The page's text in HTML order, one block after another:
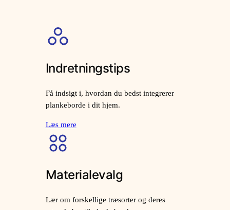
Indretningstips
Få indsigt i, hvordan du bedst integrerer
plankeborde i dit hjem.
Læs mere
Materialevalg
Lær om forskellige træsorter og deres